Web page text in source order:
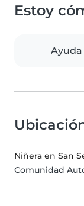
Estoy
Ayuda
Niñera en San
Comunidad